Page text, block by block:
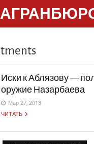
Иски к Аблязову —
оружие Назарбаева
Мар 27, 2013
ЧИТАТЬ